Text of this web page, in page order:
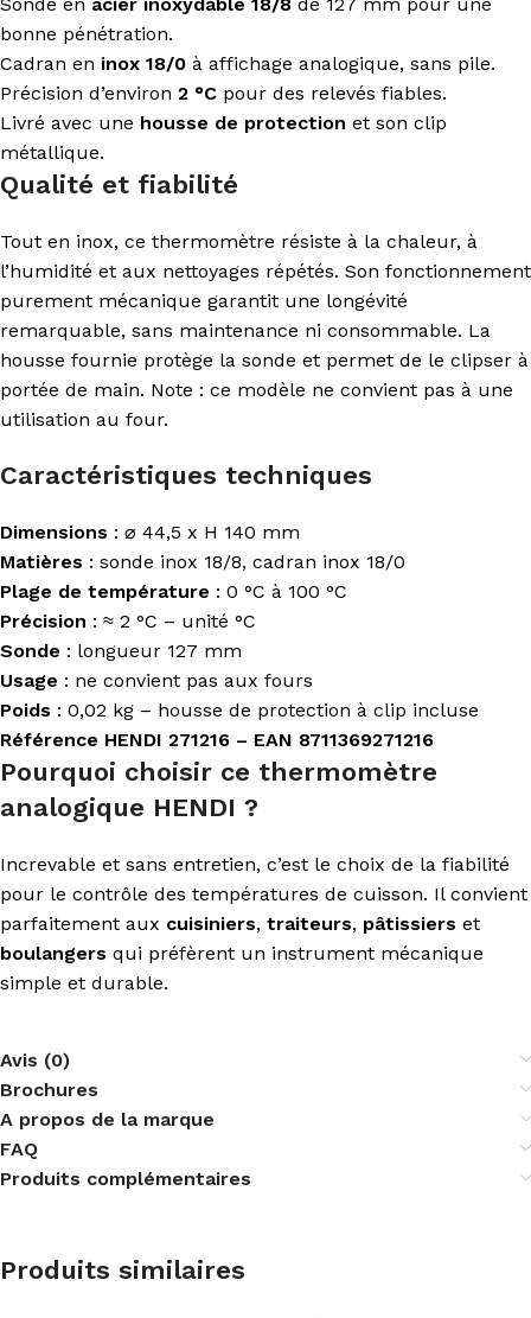
bonne pénétration.
Cadran en inox 18/0 à affichage analogique, sans pile.
Précision d’environ 2 °C pour des relevés fiables.
Livré avec une housse de protection et son clip
métallique.
Qualité et fiabilité
Tout en inox, ce thermomètre résiste à la chaleur, à
l’humidité et aux nettoyages répétés. Son fonctionnement
purement mécanique garantit une longévité
remarquable, sans maintenance ni consommable. La
housse fournie protège la sonde et permet de le clipser à
portée de main. Note : ce modèle ne convient pas à une
utilisation au four.
Caractéristiques techniques
Dimensions : ⌀ 44,5 x H 140 mm
Matières : sonde inox 18/8, cadran inox 18/0
Plage de température : 0 °C à 100 °C
Précision : ≈ 2 °C – unité °C
Sonde : longueur 127 mm
Usage : ne convient pas aux fours
Poids : 0,02 kg – housse de protection à clip incluse
Référence HENDI 271216 – EAN 8711369271216
Pourquoi choisir ce thermomètre
analogique HENDI ?
Increvable et sans entretien, c’est le choix de la fiabilité
pour le contrôle des températures de cuisson. Il convient
parfaitement aux cuisiniers, traiteurs, pâtissiers et
boulangers qui préfèrent un instrument mécanique
simple et durable.
Avis (0)
Brochures
A propos de la marque
FAQ
Produits complémentaires
Produits similaires